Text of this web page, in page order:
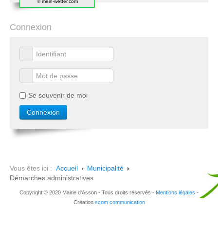
© mein-wetter.com
Connexion
Se souvenir de moi
Vous êtes ici : Accueil
Municipalité
Démarches administratives
Copyright © 2020 Mairie d'Asson - Tous droits réservés - Mentions légales -
Création scom communication